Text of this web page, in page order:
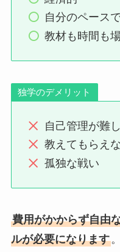
自分のペース
教材も時間も
独学のデメリット
自己管理が難
教えてもらえ
孤独な戦い
費用がかからず自由
ルが必要になります。